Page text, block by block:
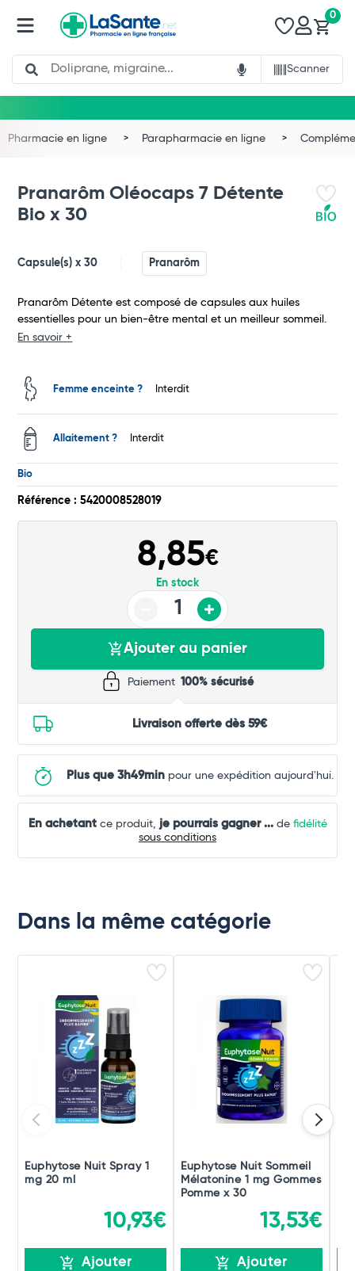
Search
Scanner
0
Total
Commander
Pharmacie en ligne Parapharmacie en ligne
Pranarôm Oléocaps 7 Détente
Bio x 30
Capsule(s) x 30 Pranarôm
Pranarôm Détente est composé de capsules aux huiles
essentielles pour un bien-être mental et un meilleur sommeil.
En savoir +
Femme enceinte ? Interdit
Allaitement ? Interdit
Bio
Référence : 5420008528019
8,85€
En stock
Ajouter au panier
Paiement 100% sécurisé
Livraison offerte dès 59€
Plus que 3h49minpour une expédition aujourd'hui.
En achetantce produit, je pourrais gagner ...de fidélité
sous conditions
Dans la même catégorie
Euphytose Nuit Spray 1
mg 20 ml
10,93€
Ajouter
Euphytose Nuit Sommeil
Mélatonine 1 mg Gommes
Pomme x 30
13,53€
Ajouter